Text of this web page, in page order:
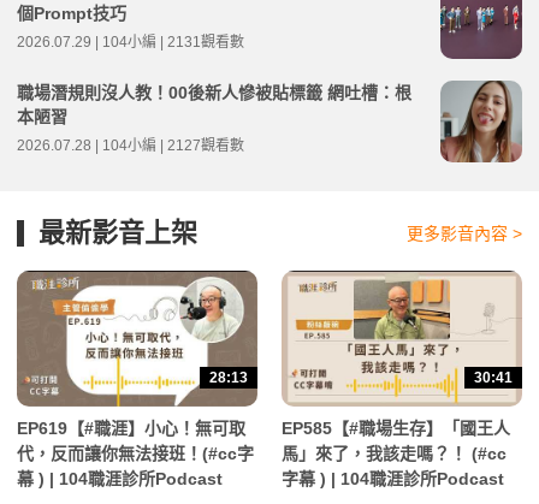
個Prompt技巧
2026.07.29 | 104小編 | 2131觀看數
職場潛規則沒人教！00後新人慘被貼標籤 網吐槽：根
本陋習
2026.07.28 | 104小編 | 2127觀看數
最新影音上架 更多影音內容 >
28:13
EP619【#職涯】小心！無可取
代，反而讓你無法接班！(#cc字
幕 ) | 104職涯診所Podcast
30:41
EP585【#職場生存】「國王人
馬」來了，我該走嗎？！ (#cc
字幕 ) | 104職涯診所Podcast